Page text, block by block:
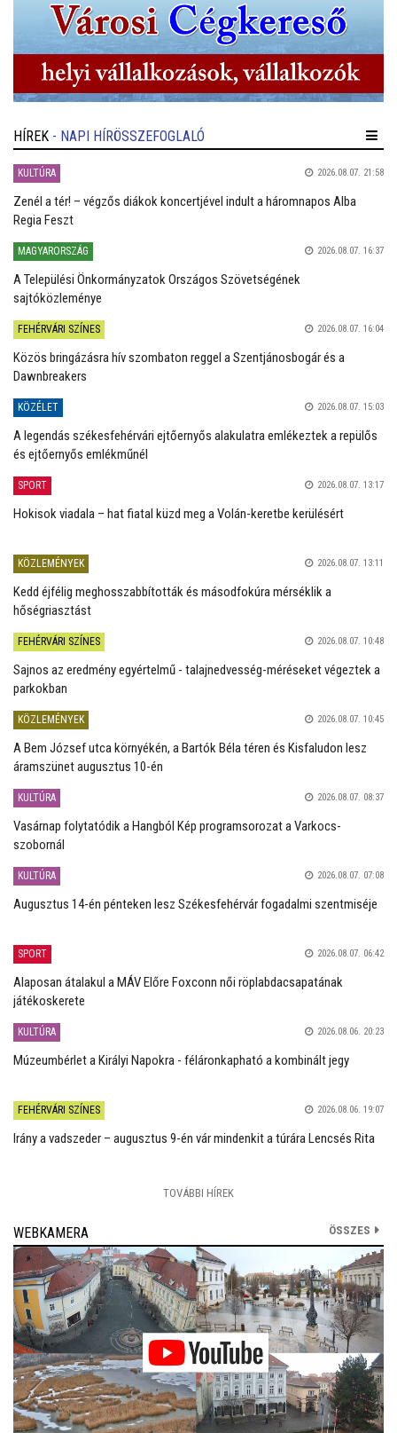
HÍREK - NAPI HÍRÖSSZEFOGLALÓ
KULTÚRA 2026.08.07. 21:58
Zenél a tér! – végzős diákok koncertjével indult a háromnapos Alba
Regia Feszt
MAGYARORSZÁG 2026.08.07. 16:37
A Települési Önkormányzatok Országos Szövetségének
sajtóközleménye
FEHÉRVÁRI SZÍNES 2026.08.07. 16:04
Közös bringázásra hív szombaton reggel a Szentjánosbogár és a
Dawnbreakers
KÖZÉLET 2026.08.07. 15:03
A legendás székesfehérvári ejtőernyős alakulatra emlékeztek a repülős
és ejtőernyős emlékműnél
SPORT 2026.08.07. 13:17
Hokisok viadala – hat fiatal küzd meg a Volán-keretbe kerülésért
KÖZLEMÉNYEK 2026.08.07. 13:11
Kedd éjfélig meghosszabbították és másodfokúra mérséklik a
hőségriasztást
FEHÉRVÁRI SZÍNES 2026.08.07. 10:48
Sajnos az eredmény egyértelmű - talajnedvesség-méréseket végeztek a
parkokban
KÖZLEMÉNYEK 2026.08.07. 10:45
A Bem József utca környékén, a Bartók Béla téren és Kisfaludon lesz
áramszünet augusztus 10-én
KULTÚRA 2026.08.07. 08:37
Vasárnap folytatódik a Hangból Kép programsorozat a Varkocs-
szobornál
KULTÚRA 2026.08.07. 07:08
Augusztus 14-én pénteken lesz Székesfehérvár fogadalmi szentmiséje
SPORT 2026.08.07. 06:42
Alaposan átalakul a MÁV Előre Foxconn női röplabdacsapatának
játékoskerete
KULTÚRA 2026.08.06. 20:23
Múzeumbérlet a Királyi Napokra - féláronkapható a kombinált jegy
FEHÉRVÁRI SZÍNES 2026.08.06. 19:07
Irány a vadszeder – augusztus 9-én vár mindenkit a túrára Lencsés Rita
TOVÁBBI HÍREK
WEBKAMERA ÖSSZES